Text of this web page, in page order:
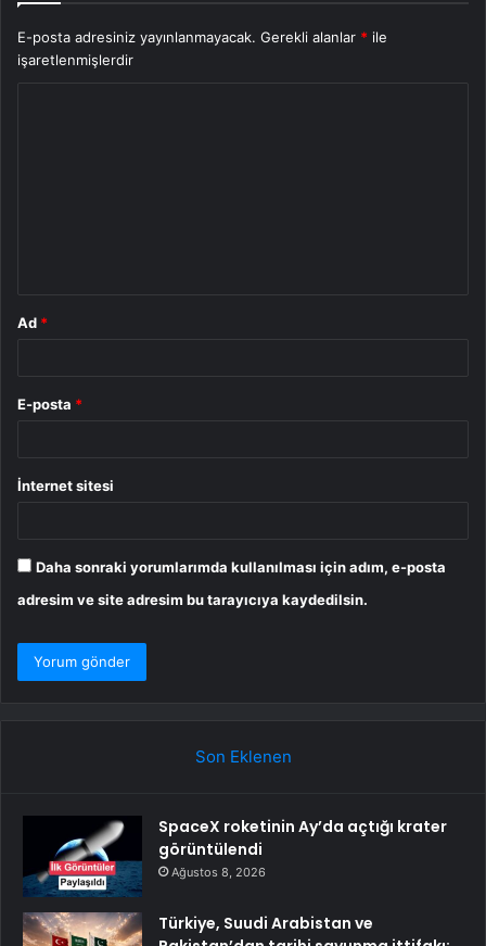
E-posta adresiniz yayınlanmayacak. Gerekli alanlar * ile
işaretlenmişlerdir
Ad *
E-posta *
İnternet sitesi
Daha sonraki yorumlarımda kullanılması için adım, e-posta
adresim ve site adresim bu tarayıcıya kaydedilsin.
Son Eklenen
SpaceX roketinin Ay’da açtığı krater
görüntülendi
Ağustos 8, 2026
Türkiye, Suudi Arabistan ve